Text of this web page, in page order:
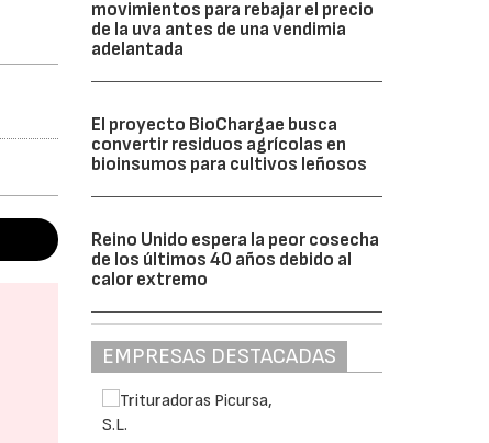
movimientos para rebajar el precio
de la uva antes de una vendimia
adelantada
El proyecto BioChargae busca
convertir residuos agrícolas en
bioinsumos para cultivos leñosos
Reino Unido espera la peor cosecha
de los últimos 40 años debido al
calor extremo
EMPRESAS DESTACADAS